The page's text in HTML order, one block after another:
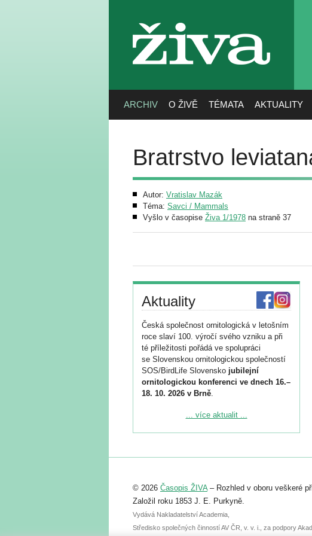
živa
ARCHIV O ŽIVĚ TÉMATA AKTUALITY
Bratrstvo
Autor: Vratislav Mazák
Téma: Savci / Mammals
Vyšlo v časopise Živa 1/1978 na straně 37
Aktuality
Česká společnost ornitologická v letošním
roce slaví 100. výročí svého vzniku a při
té příležitosti pořádá ve spolupráci
se Slovenskou ornitologickou společností
SOS/BirdLife Slovensko jubilejní
ornitologickou konferenci ve dnech 16.–
18. 10. 2026 v Brně.
Podrobnější informace ke konferenci
Registrovat se můžete do 6. září.
abstraktu přihlášené přednášky nebo
posteru je už 30. června.
... více aktualit ...
© 2026 Časopis ŽIVA– Rozhled v oboru veškeré
Založil roku 1853 J. E. Purkyně.
Vydává Nakladatelství Academia,
Středisko společných činností AV ČR, v. v. i., za podpory